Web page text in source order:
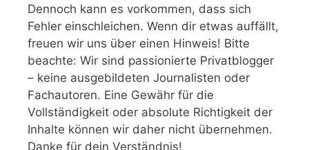
Dennoch kann es vorkommen, dass sich
Fehler einschleichen. Wenn dir etwas auffällt,
freuen wir uns über einen Hinweis! Bitte
beachte: Wir sind passionierte Privatblogger
– keine ausgebildeten Journalisten oder
Fachautoren. Eine Gewähr für die
Vollständigkeit oder absolute Richtigkeit der
Inhalte können wir daher nicht übernehmen.
Danke für dein Verständnis!